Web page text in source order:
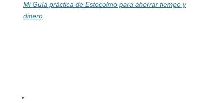
Mi Guía práctica de Estocolmo para ahorrar tiempo y
dinero